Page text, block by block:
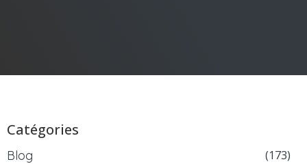
Catégories
Blog (173)